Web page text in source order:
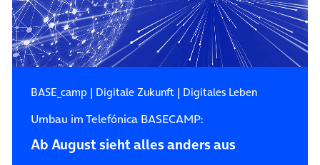
BASE_camp | Digitale Zukunft| Digitales Leben
Umbau im Telefónica BASECAMP:
Ab August sieht alles anders aus